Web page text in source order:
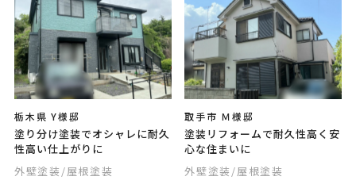
栃木県 Y様邸
塗り分け塗装でオシャレに耐久
性高い仕上がりに
外壁塗装 /屋根塗装
取手市 Ｍ様邸
塗装リフォームで耐久性高く安
心な住まいに
外壁塗装 /屋根塗装